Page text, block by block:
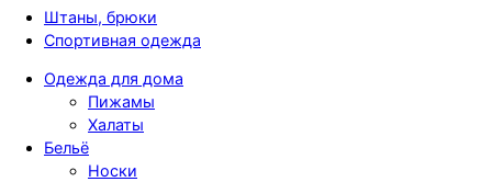
Штаны, брюки
Спортивная одежда
Одежда для дома
Пижамы
Халаты
Бельё
Носки